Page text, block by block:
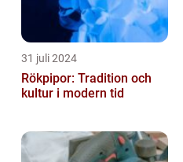
31 juli 2024
Rökpipor: Tradition och
kultur i modern tid